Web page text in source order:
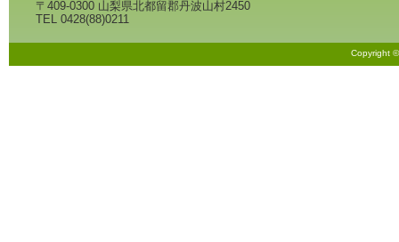
〒409-0300 山梨県北都留郡丹波山村2450
TEL 0428(88)0211
Copyright